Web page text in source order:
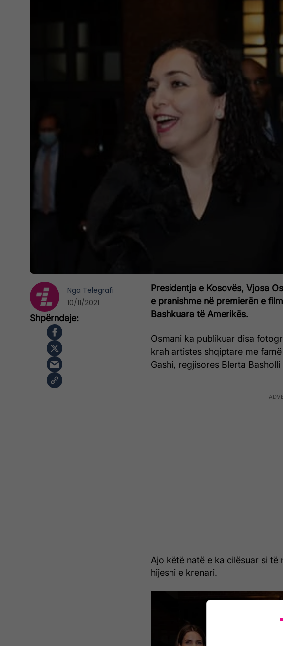
Presidentja e Kosovës, Vjosa
e pranishme në premierën e
Bashkuara të Amerikës.
Osmani ka publikuar disa
krah artistes shqiptare me
Gashi, regjisores Blerta
Ajo këtë natë e ka cilësuar si
hijeshi e krenari.
Nga Telegrafi
10/11/2021